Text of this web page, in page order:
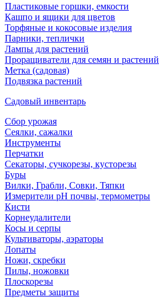
Пластиковые горшки, емкости
Кашпо и ящики для цветов
Торфяные и кокосовые изделия
Парники, теплички
Лампы для растений
Проращиватели для семян и растений
Метка (садовая)
Подвязка растений
Садовый инвентарь
Сбор урожая
Сеялки, сажалки
Инструменты
Перчатки
Секаторы, сучкорезы, кусторезы
Буры
Вилки, Грабли, Совки, Тяпки
Измерители pH почвы, термометры
Кисти
Корнеудалители
Косы и серпы
Культиваторы, аэраторы
Лопаты
Ножи, скребки
Пилы, ножовки
Плоскорезы
Предметы защиты